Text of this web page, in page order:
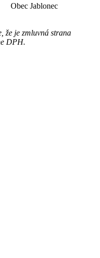
Obec Jablonec
že je zmluvná strana
DPH.